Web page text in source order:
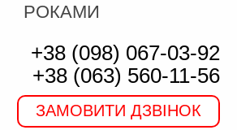
РОКАМИ
+38 (098) 067-03-92
+38 (063) 560-11-56
ЗАМОВИТИ ДЗВІНОК